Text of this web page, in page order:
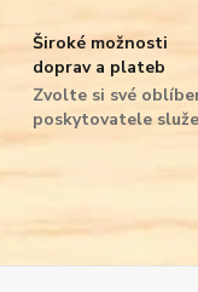
Široké možnosti
doprav a plateb
Zvolte si své
poskytovatele